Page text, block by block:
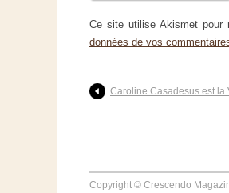
Ce site utilise Akismet pour
données de vos
Caroline Casadesus est la
Copyright © Crescendo